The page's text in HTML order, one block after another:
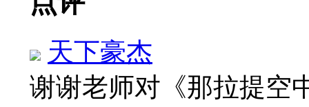
天下豪杰
谢谢老师对《那拉提空